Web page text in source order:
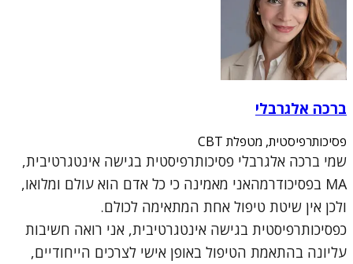
ברכה אלגרבלי
פסיכותרפיסטית, מטפלת CBT
שמי ברכה אלגרבלי פסיכותרפיסטית בגישה אינטגרטיבית,
MA בפסיכודרמהאני מאמינה כי כל אדם הוא עולם ומלואו,
ולכן אין שיטת טיפול אחת המתאימה לכולם.
כפסיכותרפיסטית בגישה אינטגרטיבית, אני רואה חשיבות
עליונה בהתאמת הטיפול באופן אישי לצרכים הייחודיים,